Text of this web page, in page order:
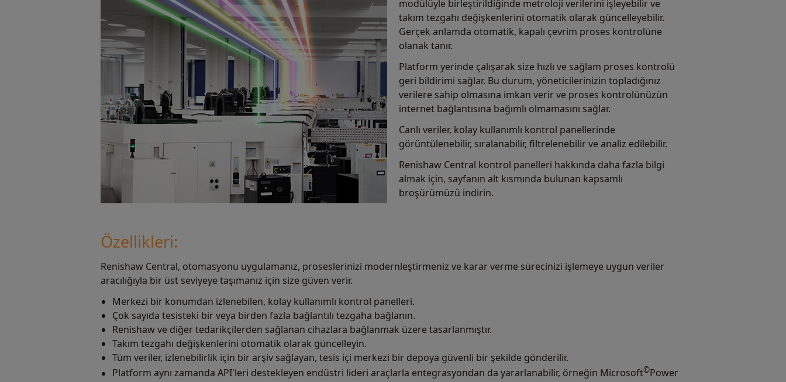
modülüyle birleştirildiğinde metroloji verilerini işleyebilir ve
takım tezgahı değişkenlerini otomatik olarak güncelleyebilir.
Gerçek anlamda otomatik, kapalı çevrim proses kontrolüne
olanak tanır.
Platform yerinde çalışarak size hızlı ve sağlam proses kontrolü
geri bildirimi sağlar. Bu durum, yöneticilerinizin topladığınız
verilere sahip olmasına imkan verir ve proses kontrolünüzün
internet bağlantısına bağımlı olmamasını sağlar.
Canlı veriler, kolay kullanımlı kontrol panellerinde
görüntülenebilir, sıralanabilir, filtrelenebilir ve analiz edilebilir.
Renishaw Central kontrol panelleri hakkında daha fazla bilgi
almak için, sayfanın alt kısmında bulunan kapsamlı
broşürümüzü indirin.
Özellikleri:
Renishaw Central, otomasyonu uygulamanız, proseslerinizi modernleştirmeniz ve karar verme sürecinizi işlemeye uygun veriler
aracılığıyla bir üst seviyeye taşımanız için size güven verir.
Merkezi bir konumdan izlenebilen, kolay kullanımlı kontrol panelleri.
Çok sayıda tesisteki bir veya birden fazla bağlantılı tezgaha bağlanın.
Renishaw ve diğer tedarikçilerden sağlanan cihazlara bağlanmak üzere tasarlanmıştır.
Takım tezgahı değişkenlerini otomatik olarak güncelleyin.
Tüm veriler, izlenebilirlik için bir arşiv sağlayan, tesis içi merkezi bir depoya güvenli bir şekilde gönderilir.
Platform aynı zamanda API'leri destekleyen endüstri lideri araçlarla entegrasyondan da yararlanabilir, örneğin Microsoft©Power